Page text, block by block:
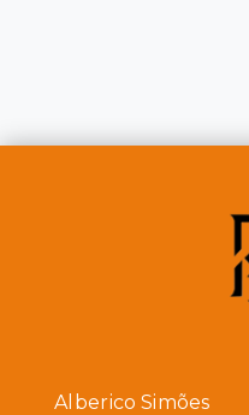
Alberico Simões